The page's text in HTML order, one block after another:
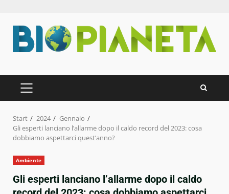
Inhalt
springen
PRIMÄRES
MENÜ
Start 2024
Gennaio
Gli esperti lanciano l’allarme dopo il caldo record del 2023: cosa
dobbiamo aspettarci quest’anno?
Ambiente
Gli esperti lanciano l’allarme dopo il caldo